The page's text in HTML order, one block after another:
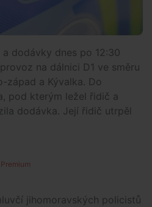
dodávky dnes po 12:30
na dálnici D1 ve směru
západ a Kývalka. Do
pod kterým ležel řidič a
dodávka. Její řidič utrpěl
Premium
jihomoravských policistů